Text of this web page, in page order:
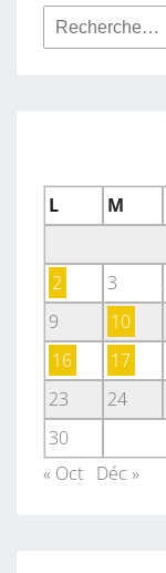
Rechercher :
L
M
2
3
9
10
16
17
23
24
30
« Oct Déc »